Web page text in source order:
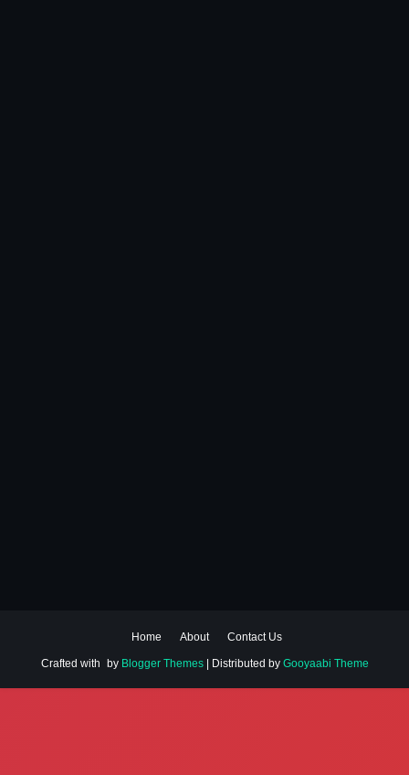
Home About Contact Us
Crafted with by Blogger Themes| Distributed by Gooyaabi Theme